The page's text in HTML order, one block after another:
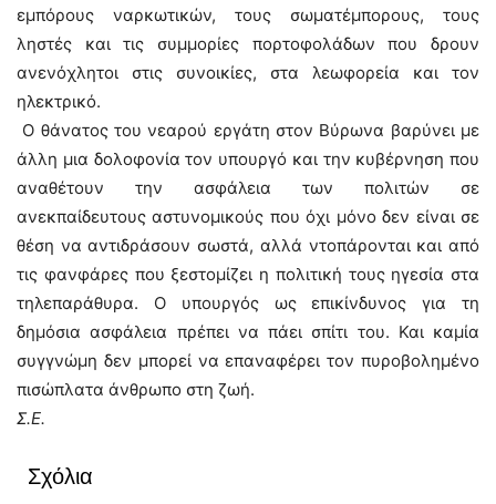
εμπόρους ναρκωτικών, τους σωματέμπορους, τους
ληστές και τις συμμορίες πορτοφολάδων που δρουν
ανενόχλητοι στις συνοικίες, στα λεωφορεία και τον
ηλεκτρικό.
Ο θάνατος του νεαρού εργάτη στον Βύρωνα βαρύνει με
άλλη μια δολοφονία τον υπουργό και την κυβέρνηση που
αναθέτουν την ασφάλεια των πολιτών σε
ανεκπαίδευτους αστυνομικούς που όχι μόνο δεν είναι σε
θέση να αντιδράσουν σωστά, αλλά ντοπάρονται και από
τις φανφάρες που ξεστομίζει η πολιτική τους ηγεσία στα
τηλεπαράθυρα. Ο υπουργός ως επικίνδυνος για τη
δημόσια ασφάλεια πρέπει να πάει σπίτι του. Και καμία
συγγνώμη δεν μπορεί να επαναφέρει τον πυροβολημένο
πισώπλατα άνθρωπο στη ζωή.
Σ.Ε.
Σχόλια